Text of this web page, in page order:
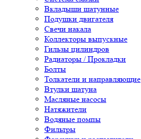
Вкладыши шатунные
Подушки двигателя
Свечи накала
Коллекторы выпускные
Гильзы цилиндров
Радиаторы / Прокладки
Болты
Толкатели и направляющие
Втулки шатуна
Масляные насосы
Натяжители
Водяные помпы
Фильтры